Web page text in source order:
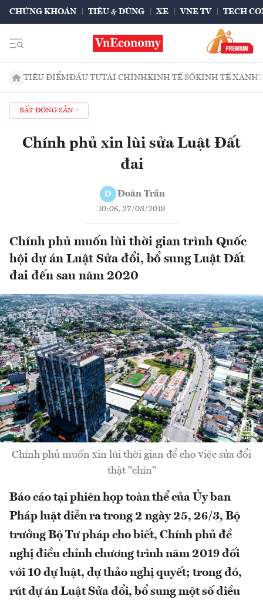
CHỨNG KHOÁN TIÊU & DÙNG XE VNE TV TECH
TIÊU ĐIỂMĐẦU TƯTÀI CHÍNHKINH TẾ SỐKINH TẾ XANH
BẤT ĐỘNG SẢN
Chính phủ xin lùi sửa Luật Đất
đai
Đ Đoàn Trần
10:06, 27/03/2019
Chính phủ muốn lùi thời gian trình Quốc
hội dự án Luật Sửa đổi, bổ sung Luật Đất
đai đến sau năm 2020
Chính phủ muốn xin lùi thời gian để cho việc sửa đổi
thật "chín"
Báo cáo tại phiên họp toàn thể của Ủy ban
Pháp luật diễn ra trong 2 ngày 25, 26/3, Bộ
trưởng Bộ Tư pháp cho biết, Chính phủ đề
nghị điều chỉnh chương trình năm 2019 đối
với 10 dự luật, dự thảo nghị quyết; trong đó,
rút dự án Luật Sửa đổi, bổ sung một số điều